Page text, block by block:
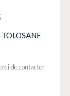
de contacter